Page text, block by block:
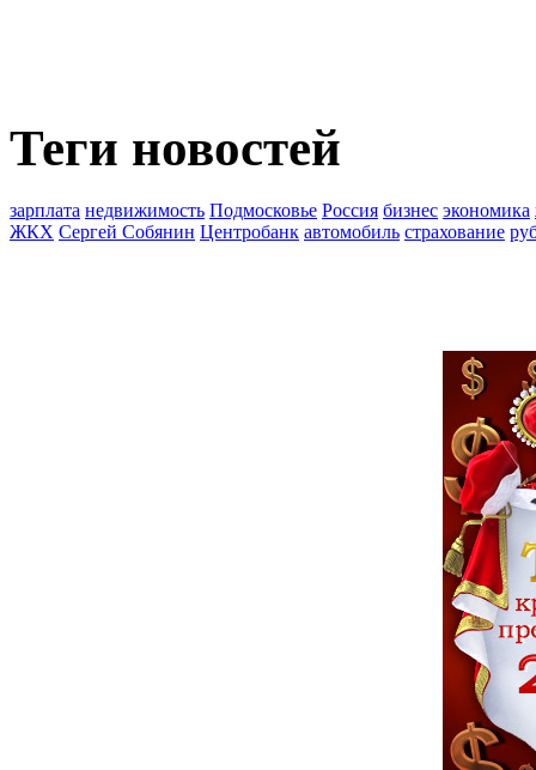
Теги новостей
зарплата недвижимость Подмосковье Россия бизнес экономика
ЖКХ Сергей Собянин Центробанк автомобиль страхование